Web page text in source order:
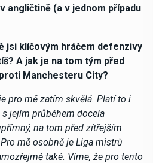
angličtině (a v jednom případu
jsi klíčovým hráčem defenzivy
A jak je na tom tým před
Manchesteru City?
pro mě zatím skvělá. Platí to i
jejím průběhem docela
na tom před zítřejším
mě osobně je Liga mistrů
také. Víme, že pro tento